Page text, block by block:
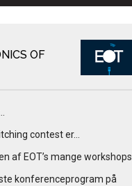
OF
contest er…
af EOT’s mange workshops
konferenceprogram på